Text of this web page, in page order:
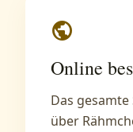
public
Online
Das
über